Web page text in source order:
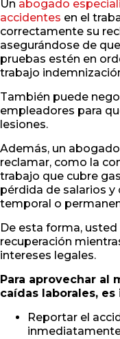
Un abogado
accidentes en el
correctamente su
asegurándose de
pruebas estén en
trabajo
También puede
empleadores para
lesiones.
Además, un
reclamar, como la
trabajo que cubre
pérdida de salarios
temporal o
De esta forma,
recuperación
intereses legales.
Para aprovechar al
caídas laborales,
Reportar el